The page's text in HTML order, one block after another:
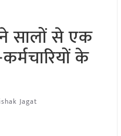
ने सालों से एक
के
Jagat